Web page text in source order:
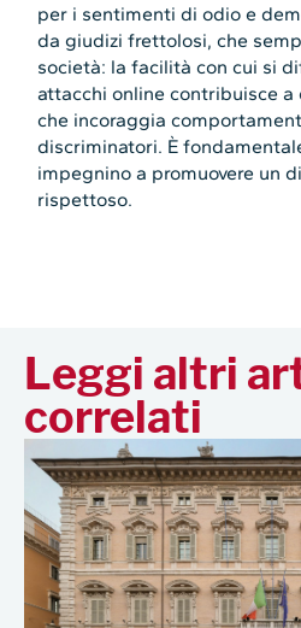
per i sentimenti di odio e
da giudizi frettolosi, che
società: la facilità con cui si
attacchi online contribuisce a
che incoraggia
discriminatori. È
impegnino a promuovere un
rispettoso.
Leggi altri
correlati